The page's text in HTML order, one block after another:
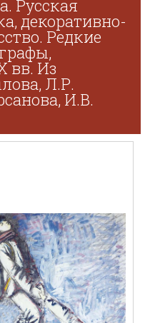
Русская
декоративно-
Редкие
вв. Из
Л.Р.
И.В.